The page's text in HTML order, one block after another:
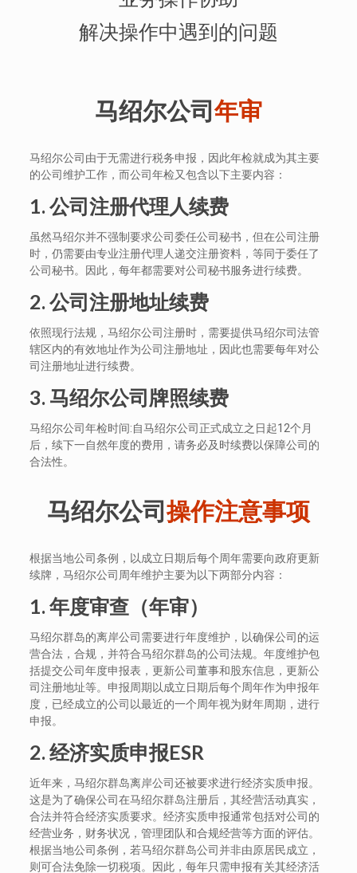
解决操作中遇到的问题
马绍尔公司年审
马绍尔公司由于无需进行税务申报，因此年检就成为其主要
的公司维护工作，而公司年检又包含以下主要内容：
1. 公司注册代理人续费
虽然马绍尔并不强制要求公司委任公司秘书，但在公司注册
时，仍需要由专业注册代理人递交注册资料，等同于委任了
公司秘书。因此，每年都需要对公司秘书服务进行续费。
2. 公司注册地址续费
依照现行法规，马绍尔公司注册时，需要提供马绍尔司法管
辖区内的有效地址作为公司注册地址，因此也需要每年对公
司注册地址进行续费。
3. 马绍尔公司牌照续费
马绍尔公司年检时间:自马绍尔公司正式成立之日起12个月
后，续下一自然年度的费用，请务必及时续费以保障公司的
合法性。
马绍尔公司操作注意事项
根据当地公司条例，以成立日期后每个周年需要向政府更新
续牌，马绍尔公司周年维护主要为以下两部分内容：
1. 年度审查（年审）
马绍尔群岛的离岸公司需要进行年度维护，以确保公司的运
营合法，合规，并符合马绍尔群岛的公司法规。年度维护包
括提交公司年度申报表，更新公司董事和股东信息，更新公
司注册地址等。申报周期以成立日期后每个周年作为申报年
度，已经成立的公司以最近的一个周年视为财年周期，进行
申报。
2. 经济实质申报ESR
近年来，马绍尔群岛离岸公司还被要求进行经济实质申报。
这是为了确保公司在马绍尔群岛注册后，其经营活动真实，
合法并符合经济实质要求。经济实质申报通常包括对公司的
经营业务，财务状况，管理团队和合规经营等方面的评估。
根据当地公司条例，若马绍尔群岛公司并非由原居民成立，
则可合法免除一切税项。因此，每年只需申报有关其经济活